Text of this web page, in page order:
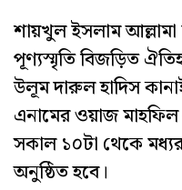
শায়খুল ইসলাম আল্লামা
পূণ্যস্মৃতি বিজড়িত
উলূম দারুল হাদিস
এনামের ওয়াজ
সকাল ১০টা থেকে
অনুষ্ঠিত হবে।